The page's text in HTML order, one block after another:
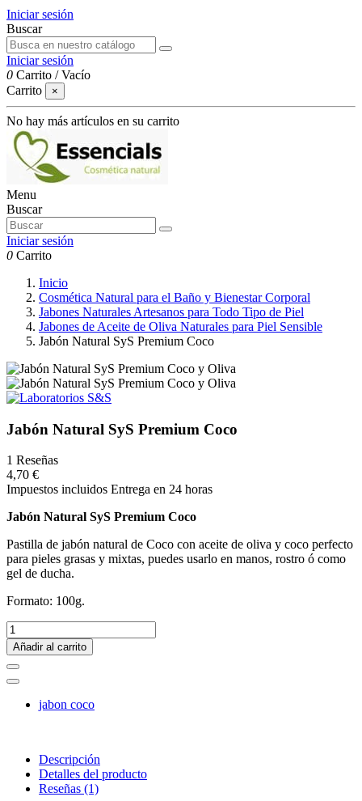
Iniciar sesión
Buscar
Iniciar sesión
0 Carrito /Vacío
Carrito
×
No hay más artículos en su carrito
Menu
Buscar
Iniciar sesión
0 Carrito
Inicio
Cosmética Natural para el Baño y Bienestar Corporal
Jabones Naturales Artesanos para Todo Tipo de Piel
Jabones de Aceite de Oliva Naturales para Piel Sensible
Jabón Natural SyS Premium Coco
Jabón Natural SyS Premium Coco
1 Reseñas
4,70 €
Impuestos incluidos Entrega en 24 horas
Jabón Natural SyS Premium Coco
Pastilla de jabón natural de Coco con aceite de oliva y coco perfecto
para pieles grasas y mixtas, puedes usarlo en manos, rostro ó como
gel de ducha.
Formato: 100g.
Añadir al carrito
jabon coco
Descripción
Detalles del producto
Reseñas (1)